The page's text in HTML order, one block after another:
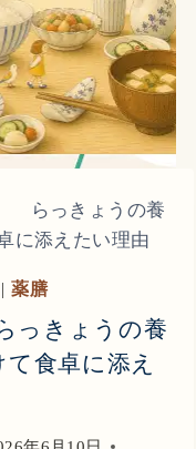
らっきょうの養
に添えたい理由
|薬膳
っきょうの養
食卓に添え